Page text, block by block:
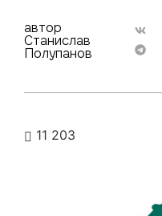
автор
Станислав
Полупанов
11 203